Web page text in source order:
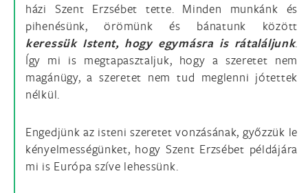
házi Szent Erzsébet tette. Minden munkánk és
pihenésünk, örömünk és bánatunk között
keressük Istent, hogy egymásra is rátaláljunk.
Így mi is megtapasztaljuk, hogy a szeretet nem
magánügy, a szeretet nem tud meglenni jótettek
nélkül.
Engedjünk az isteni szeretet vonzásának, győzzük le
kényelmességünket, hogy Szent Erzsébet példájára
mi is Európa szíve lehessünk.